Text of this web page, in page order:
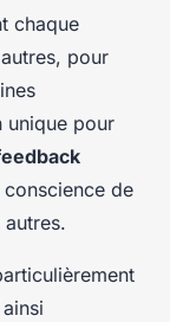
chaque
pour
unique pour
de